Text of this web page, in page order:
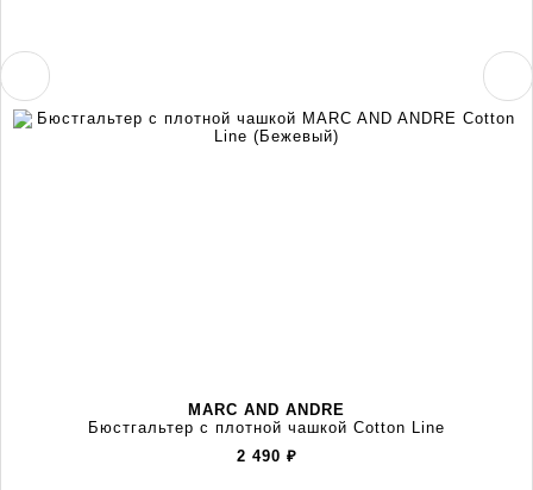
MARC AND ANDRE
Бюстгальтер с плотной чашкой Cotton Line
2 490 ₽